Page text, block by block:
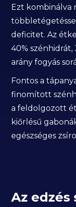
Ezt kombinálva
deficitet. Az
40% szénhidrát,
arány fogyás
Fontos a
finomított
a feldolgozott
kiőrlésű
egészséges
Az edzés